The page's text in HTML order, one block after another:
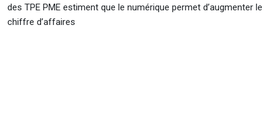
des TPE PME estiment que le numérique permet d’augmenter le
chiffre d’affaires